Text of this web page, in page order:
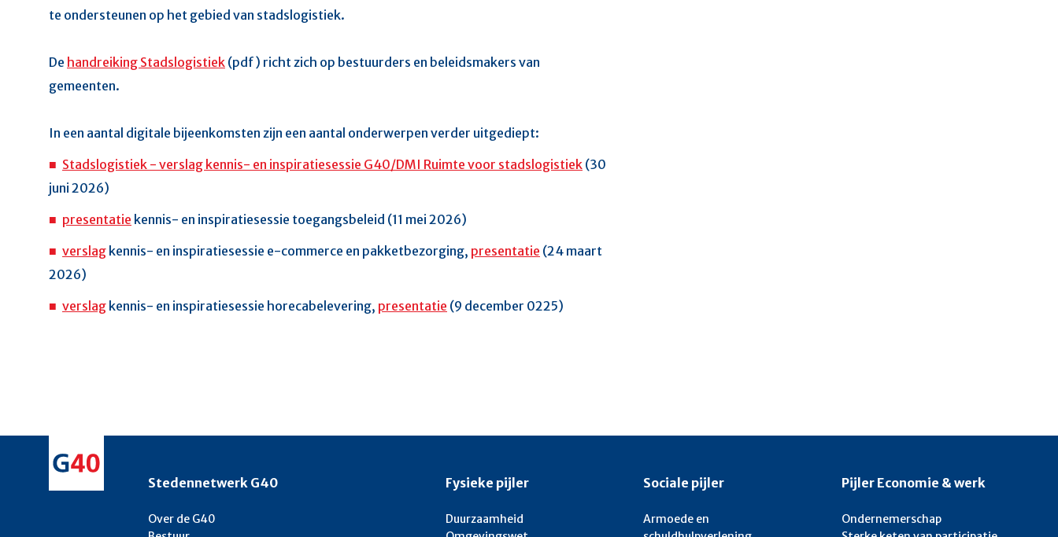
te ondersteunen op het gebied van stadslogistiek.
De handreiking Stadslogistiek (pdf) richt zich op bestuurders en beleidsmakers van
gemeenten.
In een aantal digitale bijeenkomsten zijn een aantal onderwerpen verder uitgediept:
Stadslogistiek - verslag kennis- en inspiratiesessie G40/DMI Ruimte voor stadslogistiek (30
juni 2026)
presentatie kennis- en inspiratiesessie toegangsbeleid (11 mei 2026)
verslag kennis- en inspiratiesessie e-commerce en pakketbezorging, presentatie (24 maart
2026)
verslag kennis- en inspiratiesessie horecabelevering, presentatie (9 december 0225)
Stedennetwerk G40
Over de G40
Fysieke pijler
Duurzaamheid
Sociale pijler
Armoede en
Pijler Economie & werk
Ondernemerschap